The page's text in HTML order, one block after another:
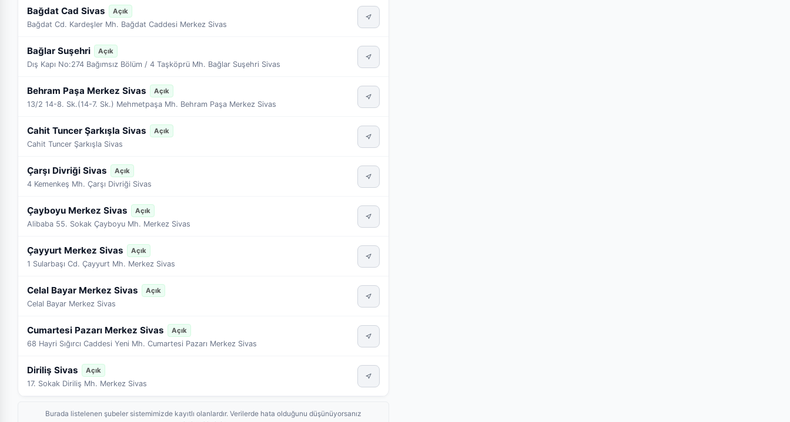
Bağdat Cad Sivas Açık
Bağdat Cd. Kardeşler Mh. Bağdat Caddesi Merkez Sivas
Bağlar Suşehri Açık
Dış Kapı No:274 Bağımsız Bölüm / 4 Taşköprü Mh. Bağlar Suşehri Sivas
Behram Paşa Merkez Sivas Açık
13/2 14-8. Sk.(14-7. Sk.) Mehmetpaşa Mh. Behram Paşa Merkez Sivas
Cahit Tuncer Şarkışla Sivas Açık
Cahit Tuncer Şarkışla Sivas
Çarşı Divriği Sivas Açık
4 Kemenkeş Mh. Çarşı Divriği Sivas
Çayboyu Merkez Sivas Açık
Alibaba 55. Sokak Çayboyu Mh. Merkez Sivas
Çayyurt Merkez Sivas Açık
1 Sularbaşı Cd. Çayyurt Mh. Merkez Sivas
Celal Bayar Merkez Sivas Açık
Celal Bayar Merkez Sivas
Cumartesi Pazarı Merkez Sivas Açık
68 Hayri Sığırcı Caddesi Yeni Mh. Cumartesi Pazarı Merkez Sivas
Diriliş Sivas Açık
17. Sokak Diriliş Mh. Merkez Sivas
Burada listelenen şubeler sistemimizde kayıtlı olanlardır. Verilerde hata olduğunu düşünüyorsanız